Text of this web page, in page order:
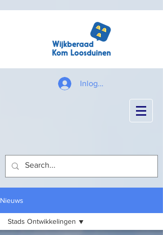
Inloggen
Nieuws
Stads Ontwikkelingen